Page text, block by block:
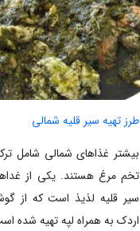
طرز تهیه سیر قلیه شمالی
بیشتر غذاهای شمالی شامل
تخم مرغ هستند. یکی از
سیر قلیه لذیذ است که از
اردک به همراه لپه تهیه شده